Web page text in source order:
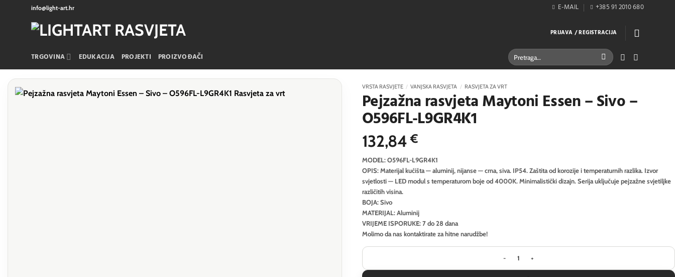
info@light-art.hr E-MAIL +385 91 2010 680
PRIJAVA / REGISTRACIJA
TRGOVINA EDUKACIJA PROJEKTI PROIZVOĐAČI Pretraži:
VRSTA RASVJETE / VANJSKA RASVJETA / RASVJETA ZA VRT
Pejzažna rasvjeta Maytoni Essen – Sivo –
O596FL-L9GR4K1
132,84€
MODEL: O596FL-L9GR4K1
OPIS: Materijal kućišta — aluminij, nijanse — crna, siva. IP54. Zaštita od korozije i temperaturnih razlika. Izvor
svjetlosti — LED modul s temperaturom boje od 4000K. Minimalistički dizajn. Serija uključuje pejzažne svjetiljke
različitih visina.
BOJA: Sivo
MATERIJAL: Aluminij
VRIJEME ISPORUKE: 7 do 28 dana
Molimo da nas kontaktirate za hitne narudžbe!
Pejzažna rasvjeta Maytoni Essen - Sivo - O596FL-